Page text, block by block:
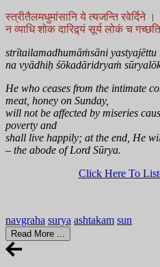
स्त्रीतैलमधुमांसानि ये त्यजन्ति रवेर्दिने ।
न व्याधि शोक दारिद्र्यं सूर्य लोकं च
strītailamadhumāṁsāni yastyajēttu
na vyādhiḥ śōkadāridryaṁ
He who ceases from the intimate
meat, honey on Sunday,
will not be affected by miseries
poverty and
shall live happily; at the end, He
– the abode of Lord Sūrya.
Click Here To
navgraha surya ashtakam sun
Read More ...